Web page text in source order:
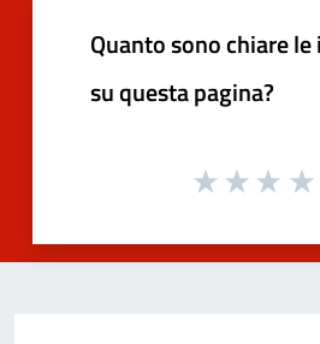
Quanto sono chiare
su questa pagina?